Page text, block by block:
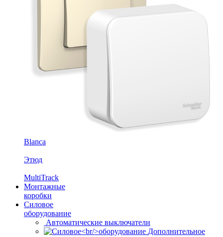
Blanca
Этюд
MultiTrack
Монтажные
коробки
Силовое
оборудование
Автоматические выключатели
Дополнительное